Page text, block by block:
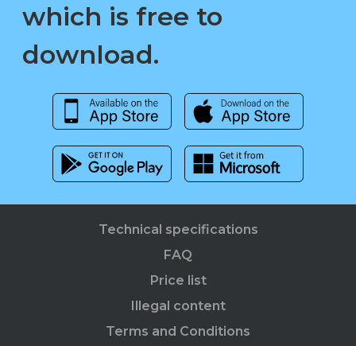
which is free to
download.
Technical specifications
FAQ
Price list
Illegal content
Terms and Conditions